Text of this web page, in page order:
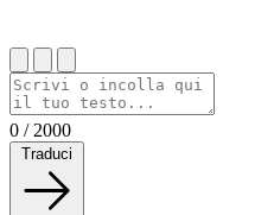
0 / 2000
Traduci